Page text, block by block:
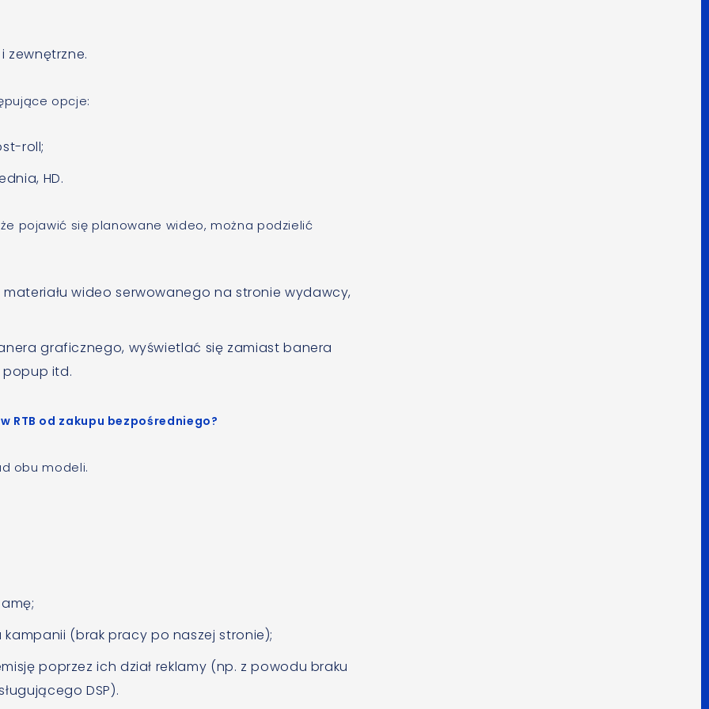
zewnętrzne.
opcje:
roll;
HD.
pojawić się planowane wideo, można podzielić
wideo serwowanego na stronie wydawcy,
graficznego, wyświetlać się zamiast banera
itd.
RTB od zakupu bezpośredniego?
obu modeli.
(brak pracy po naszej stronie);
poprzez ich dział reklamy (np. z powodu braku
DSP).